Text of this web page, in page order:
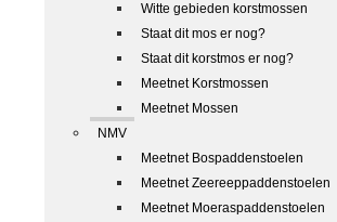
Witte gebieden korstmossen
Staat dit mos er nog?
Staat dit korstmos er nog?
Meetnet Korstmossen
Meetnet Mossen
NMV
Meetnet Bospaddenstoelen
Meetnet Zeereeppaddenstoelen
Meetnet Moeraspaddenstoelen